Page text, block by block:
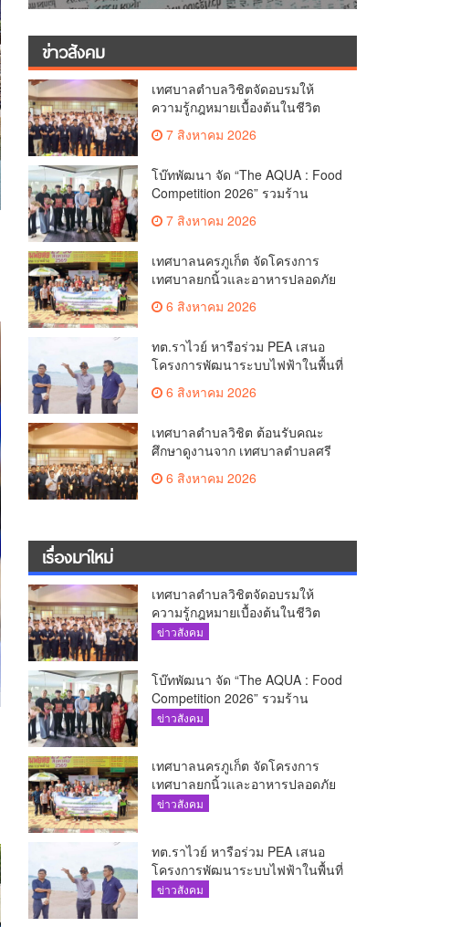
ข่าวสังคม
เทศบาลตำบลวิชิตจัดอบรมให้
ความรู้กฎหมายเบื้องต้นในชีวิต
ประจำวันแก่เยาวชน
7 สิงหาคม 2026
โบ๊ทพัฒนา จัด “The AQUA : Food
Competition 2026” รวมร้าน
อาหารชั้นนำของ The Shopps at
The AQUA ชูศักยภาพ Food
7 สิงหาคม 2026
เทศบาลนครภูเก็ต จัดโครงการ
เทศบาลยกนิ้วและอาหารปลอดภัย
เพื่อสุขอนามัยผู้บริโภค
6 สิงหาคม 2026
ทต.ราไวย์ หารือร่วม PEA เสนอ
โครงการพัฒนาระบบไฟฟ้าในพื้นที่
เกาะโหลน
6 สิงหาคม 2026
เทศบาลตำบลวิชิต ต้อนรับคณะ
ศึกษาดูงานจาก เทศบาลตำบลศรี
สุนทร
6 สิงหาคม 2026
เรื่องมาใหม่
เทศบาลตำบลวิชิตจัดอบรมให้
ความรู้กฎหมายเบื้องต้นในชีวิต
ประจำวันแก่เยาวชน
ข่าวสังคม
โบ๊ทพัฒนา จัด “The AQUA : Food
Competition 2026” รวมร้าน
อาหารชั้นนำของ The Shopps at
ข่าวสังคม
เทศบาลนครภูเก็ต จัดโครงการ
เทศบาลยกนิ้วและอาหารปลอดภัย
เพื่อสุขอนามัยผู้บริโภค
ข่าวสังคม
ทต.ราไวย์ หารือร่วม PEA เสนอ
โครงการพัฒนาระบบไฟฟ้าในพื้นที่
เกาะโหลน
ข่าวสังคม